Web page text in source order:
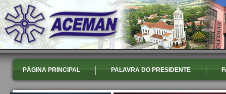
PÁGINA PRINCIPAL PALAVRA DO PRESIDENTE